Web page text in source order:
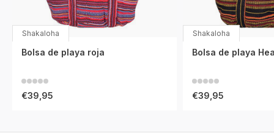
Shakaloha
Bolsa de playa roja
€39,95
Shakaloha
Bolsa de playa
€39,95